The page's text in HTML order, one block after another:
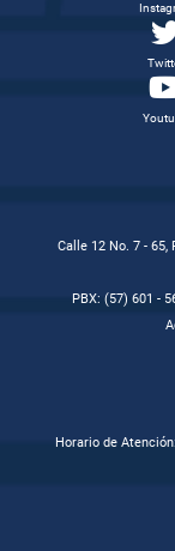
Calle 12 No. 7 -
PBX: (57) 601 -
Horario de